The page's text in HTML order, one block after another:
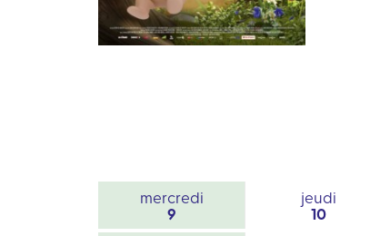
mercredi
9
jeudi
10